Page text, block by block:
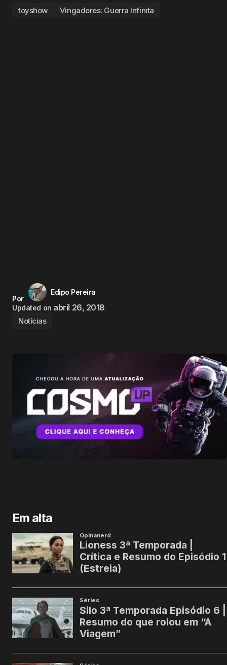
toyshow Vingadores: Guerra Infinita
Por
Edipo Pereira
Updated on abril 26, 2018
Notícias
Em alta